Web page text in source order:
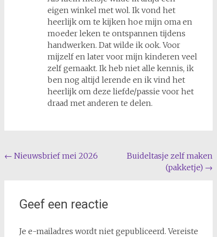
eigen winkel met wol. Ik vond het
heerlijk om te kijken hoe mijn oma en
moeder leken te ontspannen tijdens
handwerken. Dat wilde ik ook. Voor
mijzelf en later voor mijn kinderen veel
zelf gemaakt. Ik heb niet alle kennis, ik
ben nog altijd lerende en ik vind het
heerlijk om deze liefde/passie voor het
draad met anderen te delen.
Bericht
← Nieuwsbrief mei 2026
Buideltasje zelf maken
(pakketje) →
Geef een reactie
Je e-mailadres wordt niet gepubliceerd. Vereiste